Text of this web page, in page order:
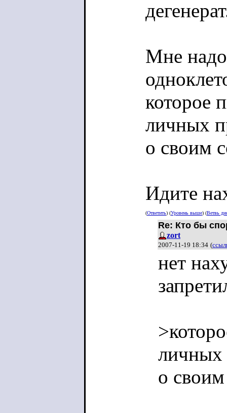
Мне
которое
личных
о своим
Идите
(Ответить) (Уровень выше) (Ветвь
Re: Кто бы
zort
2007-11-19 18:34 (
нет
личных
о